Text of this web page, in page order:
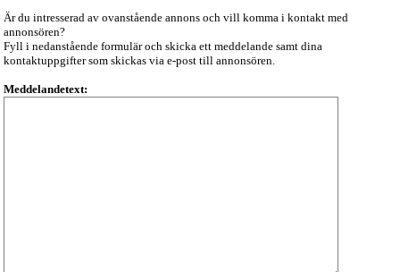
Är du intresserad av ovanstående annons och vill komma i kontakt med
annonsören?
Fyll i nedanstående formulär och skicka ett meddelande samt dina
kontaktuppgifter som skickas via e-post till annonsören.
Meddelandetext: